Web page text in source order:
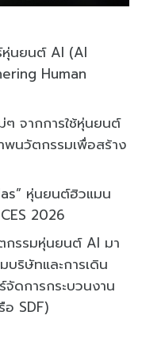
นยนต์ AI (AI
Human
ๆ จากการใช้หุ่นยนต์
นวัตกรรมเพื่อสร้าง
หุ่นยนต์ฮิวแมน
2026
กรรมหุ่นยนต์ AI มา
ริษัทและการเดิน
ดการกระบวนงาน
SDF)